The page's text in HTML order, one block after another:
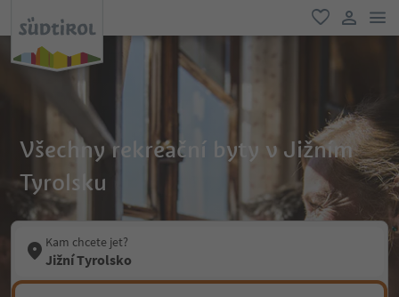
oblíbené
Všechny rekreační byty v Jižním
Tyrolsku
Kam chcete jet?
Jižní Tyrolsko